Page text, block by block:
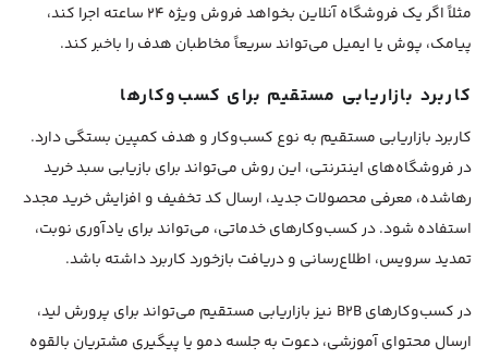
مثلاً اگر یک فروشگاه آنلاین بخواهد فروش ویژه ۲۴ ساعته اجرا کند،
پیامک، پوش یا ایمیل می‌تواند سریعاً مخاطبان هدف را باخبر کند.
کاربرد بازاریابی مستقیم برای کسب‌وکارها
کاربرد بازاریابی مستقیم به نوع کسب‌وکار و هدف کمپین بستگی دارد.
در فروشگاه‌های اینترنتی، این روش می‌تواند برای بازیابی سبد خرید
رهاشده، معرفی محصولات جدید، ارسال کد تخفیف و افزایش خرید مجدد
استفاده شود. در کسب‌وکارهای خدماتی، می‌تواند برای یادآوری نوبت،
تمدید سرویس، اطلاع‌رسانی و دریافت بازخورد کاربرد داشته باشد.
در کسب‌وکارهای B2B نیز بازاریابی مستقیم می‌تواند برای پرورش لید،
ارسال محتوای آموزشی، دعوت به جلسه دمو یا پیگیری مشتریان بالقوه